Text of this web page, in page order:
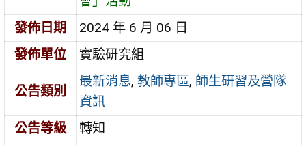
發佈日期
2024 年 6 月 06 日
發佈單位
實驗研究組
公告類別
最新消息,教師專區, 師生研習及營隊
資訊
公告等級
轉知